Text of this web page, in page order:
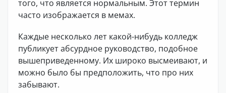
того, что является нормальным. Этот термин
часто изображается в мемах.
Каждые несколько лет какой-нибудь колледж
публикует абсурдное руководство, подобное
вышеприведенному. Их широко высмеивают, и
можно было бы предположить, что про них
забывают.